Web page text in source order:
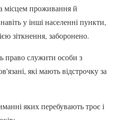
місцем проживання й
у інші населенні пункти,
зіткнення, заборонено.
право служити особи з
які мають відстрочку за
яких перебувають троє і